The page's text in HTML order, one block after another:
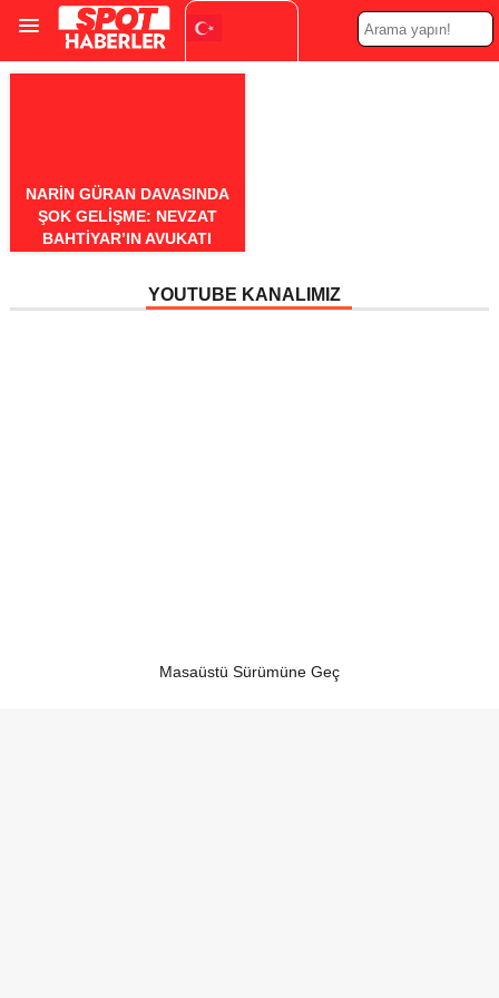
Turkish
NARIN GÜRAN DAVASINDA
ŞOK GELIŞME: NEVZAT
BAHTIYAR’IN AVUKATI
YOUTUBE KANALIMIZ
Masaüstü Sürümüne Geç